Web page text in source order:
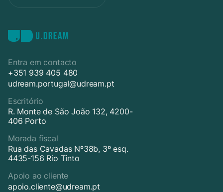
Entra em contacto
+351 939 405 480
udream.portugal@udream.pt
Escritório
R. Monte de São João 132, 4200-
406 Porto
Morada fiscal
Rua das Cavadas Nº38b, 3º esq.
4435-156 Rio Tinto
Apoio ao cliente
apoio.cliente@udream.pt